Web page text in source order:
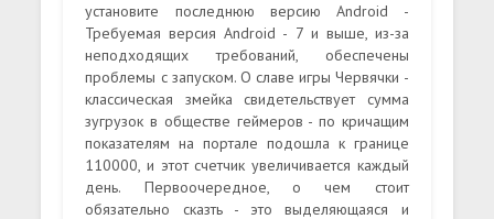
установите последнюю версию Android -
Требуемая версия Android - 7 и выше, из-за
неподходящих требований, обеспечены
проблемы с запуском. О славе игры Червячки -
классическая змейка свидетельствует сумма
зугрузок в обществе геймеров - по кричащим
показателям на портале подошла к границе
110000, и этот счетчик увеличивается каждый
день. Первоочередное, о чем стоит
обязательно сказть - это выделяющаяся и